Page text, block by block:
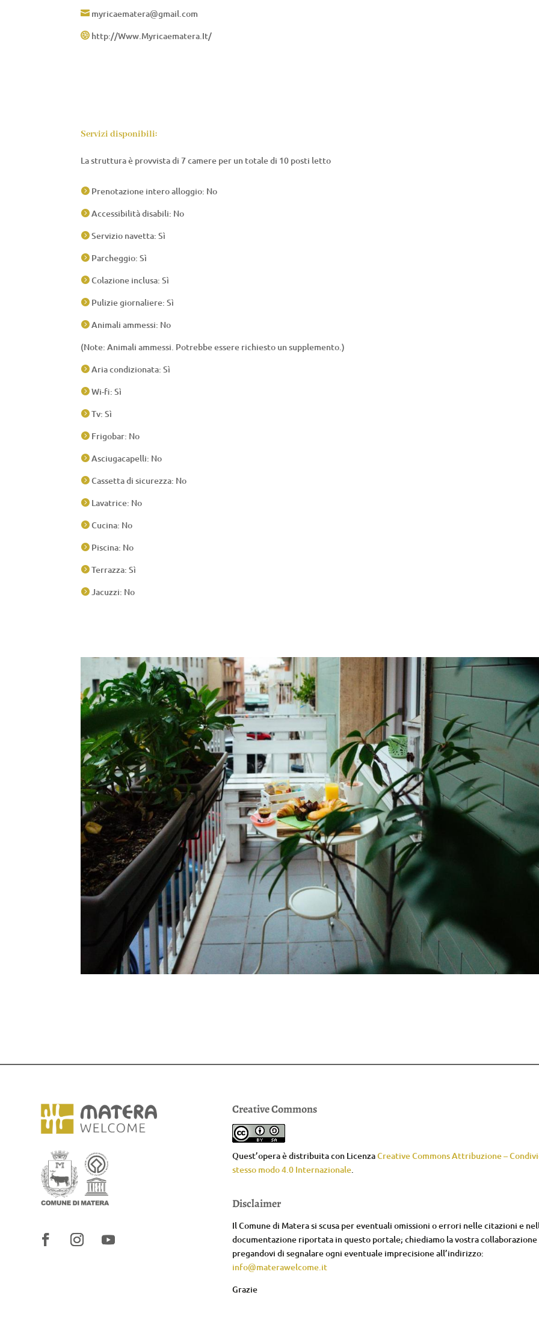
 myricaematera@gmail.com
 http://Www.Myricaematera.It/
Servizi disponibili:
La struttura è provvista di 7 camere per un totale di 10 posti letto
 Prenotazione intero alloggio: No
 Accessibilità disabili: No
 Servizio navetta: Sì
 Parcheggio: Sì
 Colazione inclusa: Sì
 Pulizie giornaliere: Sì
 Animali ammessi: No
(Note: Animali ammessi. Potrebbe essere richiesto un supplemento.)
 Aria condizionata: Sì
 Wi-fi: Sì
 Tv: Sì
 Frigobar: No
 Asciugacapelli: No
 Cassetta di sicurezza: No
 Lavatrice: No
 Cucina: No
 Piscina: No
 Terrazza: Sì
 Jacuzzi: No
Creative Commons
Quest’opera è distribuita con LicenzaCreative Commons Attribuzione –
stesso modo 4.0 Internazionale.
Disclaimer
Il Comune di Matera si scusa per eventuali omissioni o errori nelle citazioni e
documentazione riportata in questo portale; chiediamo la vostra collaborazione
pregandovi di segnalare ogni eventuale imprecisione all’indirizzo:
info@materawelcome.it
Grazie